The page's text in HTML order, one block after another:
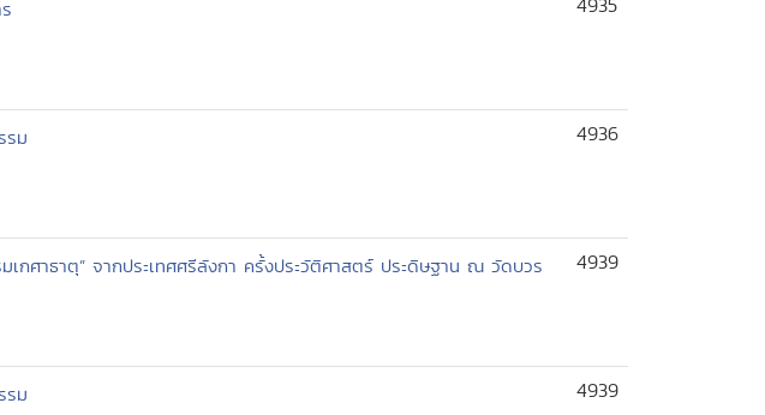
รม 4936
ศาธาตุ” จากประเทศศรีลังกา ครั้งประวัติศาสตร์ ประดิษฐาน ณ วัดบวร
4939
รม 4939